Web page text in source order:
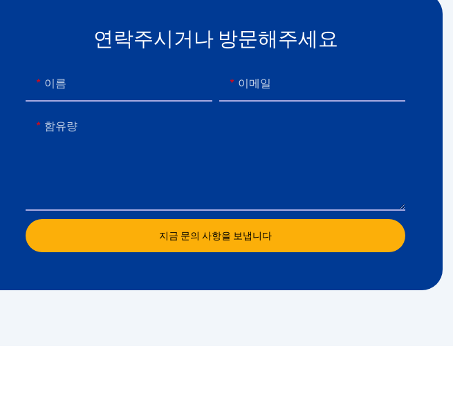
연락주시거나 방문해주세요
이름 이메일
함유량
지금 문의 사항을 보냅니다